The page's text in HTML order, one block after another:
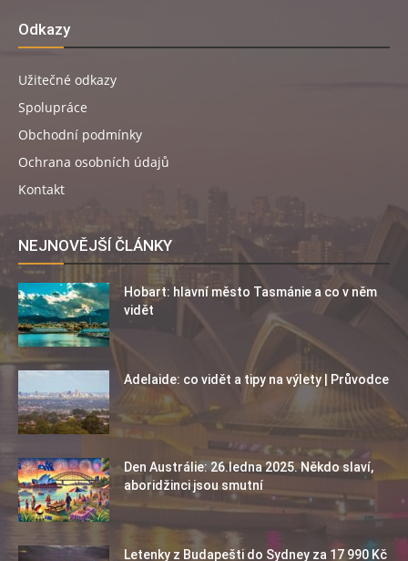
Odkazy
Užitečné odkazy
Spolupráce
Obchodní podmínky
Ochrana osobních údajů
Kontakt
NEJNOVĚJŠÍ ČLÁNKY
Hobart: hlavní město Tasmánie a co v něm
vidět
Adelaide: co vidět a tipy na výlety | Průvodce
Den Austrálie: 26.ledna 2025. Někdo slaví,
aboridžinci jsou smutní
Letenky z Budapešti do Sydney za 17 990 Kč